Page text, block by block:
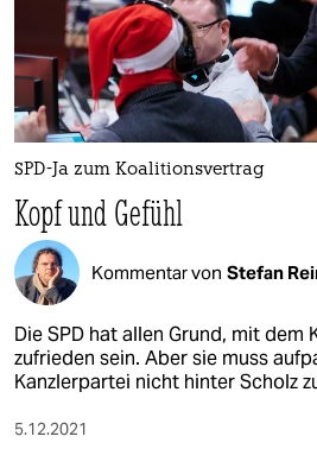
SPD-Ja zum Koalitionsvertrag
Kopf und Gefühl
Kommentar von Stefan
Die SPD hat allen Grund, mit dem
zufrieden sein. Aber sie muss
Kanzlerpartei nicht hinter Scholz
5.12.2021